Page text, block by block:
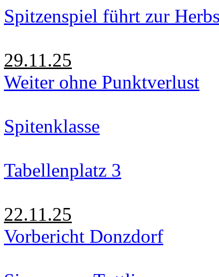
Spitzenspiel führt zur
29.11.25
Weiter ohne Punktverlust
Spitenklasse
Tabellenplatz 3
22.11.25
Vorbericht Donzdorf